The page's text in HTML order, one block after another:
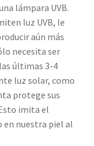
lámpara UVB.
luz UVB, le
aún más
necesita ser
últimas 3-4
luz solar, como
protege sus
imita el
en nuestra piel al